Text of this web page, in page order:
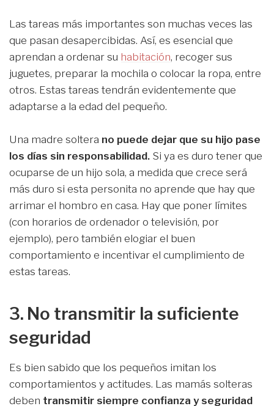
Las tareas más importantes son muchas veces las
que pasan desapercibidas. Así, es esencial que
aprendan a ordenar su habitación, recoger sus
juguetes, preparar la mochila o colocar la ropa, entre
otros. Estas tareas tendrán evidentemente que
adaptarse a la edad del pequeño.
Una madre soltera no puede dejar que su hijo pase
los días sin responsabilidad. Si ya es duro tener que
ocuparse de un hijo sola, a medida que crece será
más duro si esta personita no aprende que hay que
arrimar el hombro en casa. Hay que poner límites
(con horarios de ordenador o televisión, por
ejemplo), pero también elogiar el buen
comportamiento e incentivar el cumplimiento de
estas tareas.
3. No transmitir la suficiente
seguridad
Es bien sabido que los pequeños imitan los
comportamientos y actitudes. Las mamás solteras
deben transmitir siempre confianza y seguridad